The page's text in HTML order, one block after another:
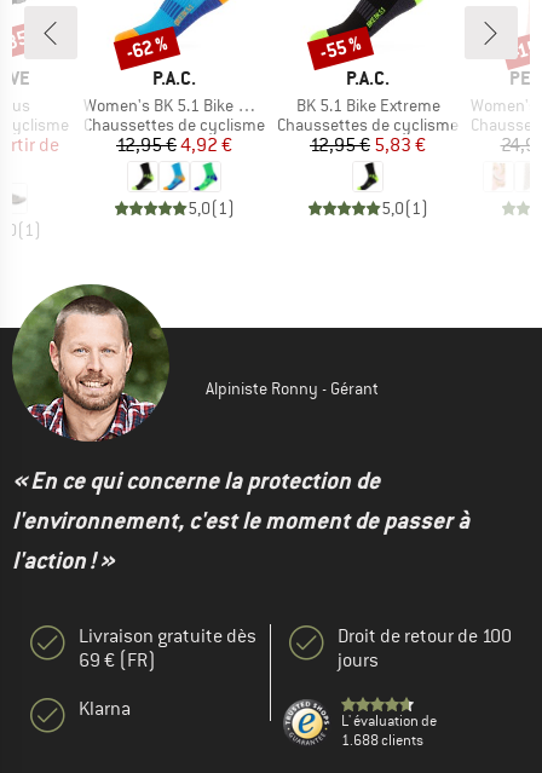
cyclisme
réduit
de
(1)
%
MARQUE
P.A.C.
Article
Women's BK 5.1 Bike Extreme
Product group
Chaussettes de cyclisme
Prix
12,95 €Prix réduit
4,92 €
5,0(1)
Remise
-62 %
MARQUE
P.A.C.
Article
BK 5.1 Bike Extreme
Product group
Chaussettes de cyclisme
Prix
12,95 €Prix réduit
5,83 €
5,0(1)
Remise
-55 %
Article
Women's
Product
-
Alpiniste Ronny - Gérant
« En ce qui concerne la protection de
l'environnement, c'est le moment de passer à
l'action ! »
Livraison gratuite dès
69 € (FR)
Klarna
Droit de retour de 100
jours
L' évaluation de
1.688 clients